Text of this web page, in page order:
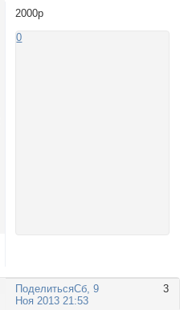
2000р
0
Поделиться 3
Сб, 9
Ноя 2013 21:53